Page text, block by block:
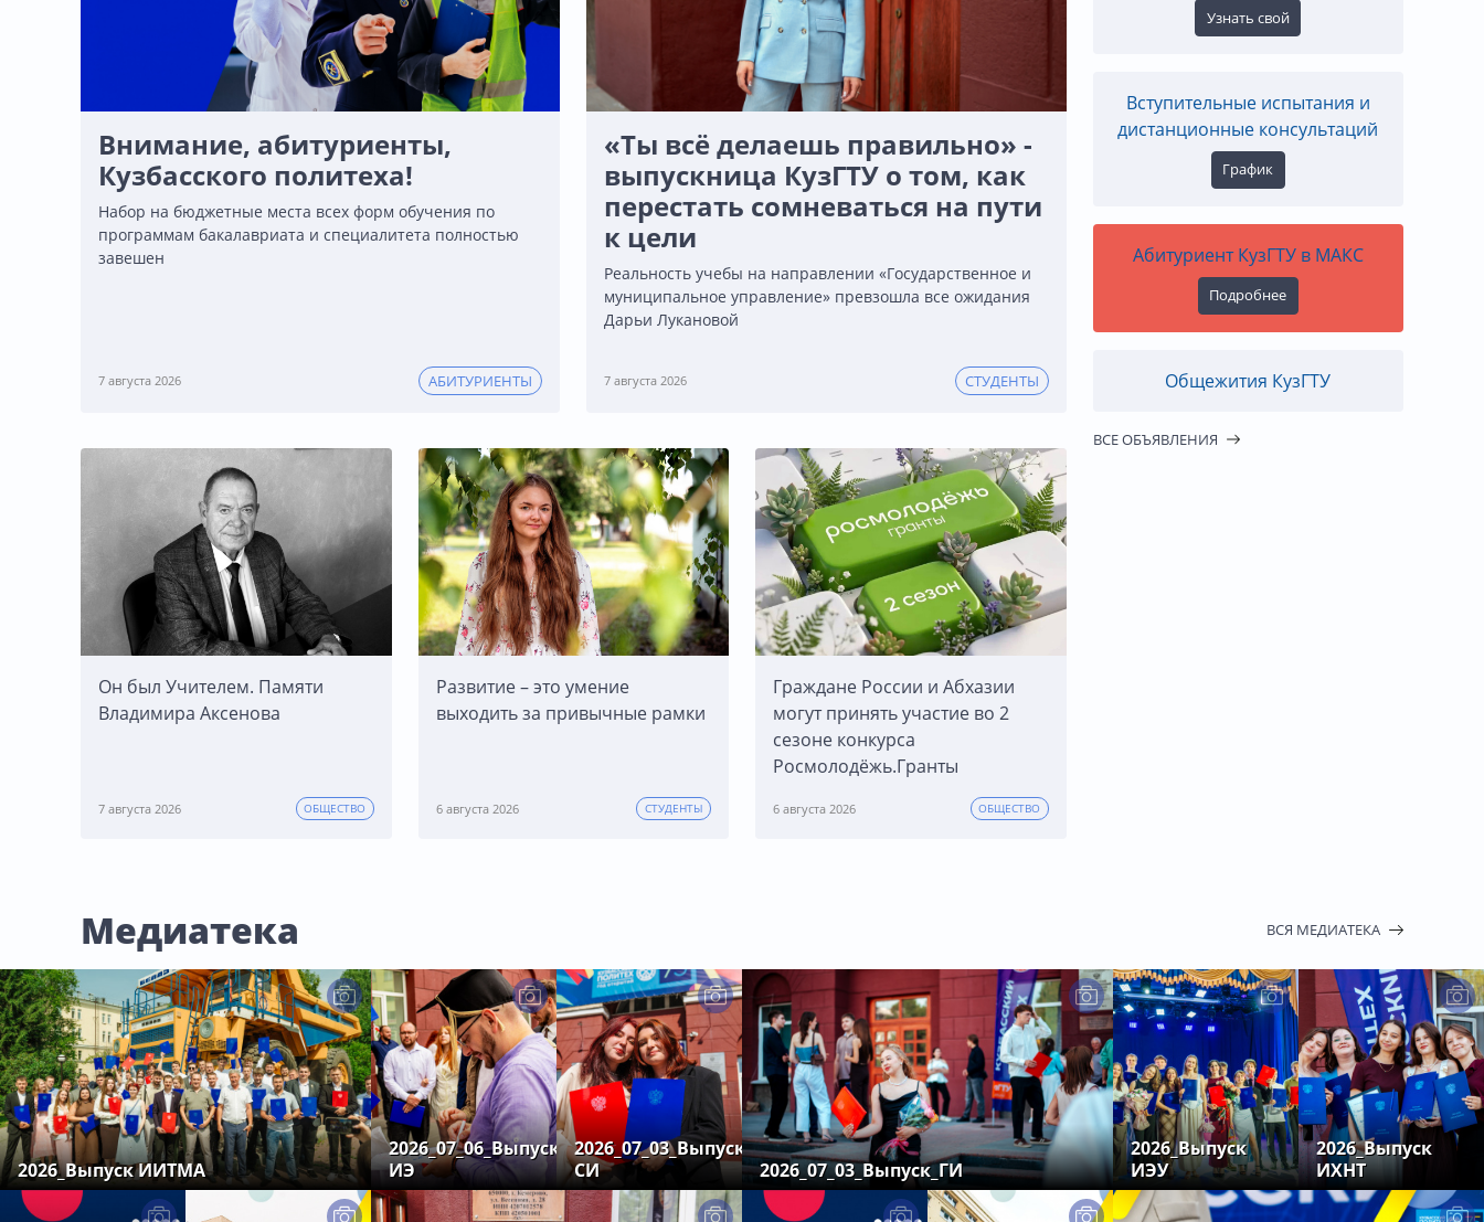
Внимание, абитуриенты,
Кузбасского политеха!
Набор на бюджетные места всех форм обучения по
программам бакалавриата и специалитета полностью
завешен
7 августа 2026 АБИТУРИЕНТЫ
«Ты всё делаешь правильно» -
выпускница КузГТУ о том, как
перестать сомневаться на пути
к цели
Реальность учебы на направлении «Государственное и
муниципальное управление» превзошла все ожидания
Дарьи Лукановой
7 августа 2026 СТУДЕНТЫ
Он был Учителем. Памяти
Владимира Аксенова
7 августа 2026 ОБЩЕСТВО
Развитие – это умение
выходить за привычные рамки
6 августа 2026 СТУДЕНТЫ
Граждане России и Абхазии
могут принять участие во 2
сезоне конкурса
Росмолодёжь.Гранты
6 августа 2026 ОБЩЕСТВО
Узнать свой
Вступительные испытания и
дистанционные консультаций
График
Абитуриент КузГТУ в МАКС
Подробнее
Общежития КузГТУ
ВСЕ ОБЪЯВЛЕНИЯ
Медиатека ВСЯ МЕДИАТЕКА
2026_Выпуск ИИТМА
2026_07_06_Выпуск
ИЭ
2026_07_03_Выпуск
СИ
2026_07_03_Выпуск_ГИ
2026_Выпуск
ИЭУ
2026_Выпуск
ИХНТ